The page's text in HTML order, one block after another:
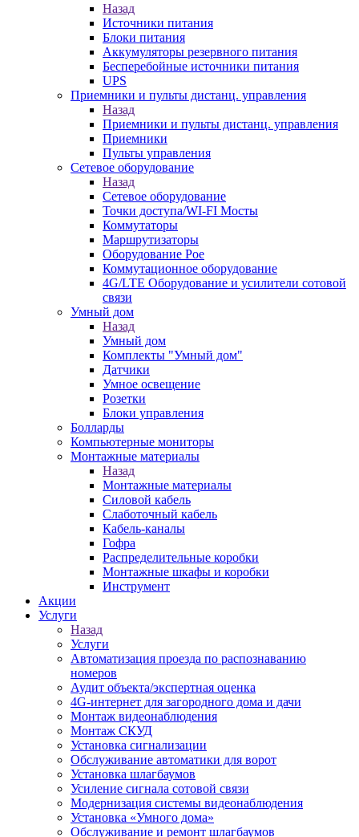
Назад
Источники питания
Блоки питания
Аккумуляторы резервного питания
Бесперебойные источники питания
UPS
Приемники и пульты дистанц. управления
Назад
Приемники и пульты дистанц. управления
Приемники
Пульты управления
Сетевое оборудование
Назад
Сетевое оборудование
Точки доступа/WI-FI Мосты
Коммутаторы
Маршрутизаторы
Оборудование Poe
Коммутационное оборудование
4G/LTE Оборудование и усилители сотовой
связи
Умный дом
Назад
Умный дом
Комплекты "Умный дом"
Датчики
Умное освещение
Розетки
Блоки управления
Болларды
Компьютерные мониторы
Монтажные материалы
Назад
Монтажные материалы
Силовой кабель
Слаботочный кабель
Кабель-каналы
Гофра
Распределительные коробки
Монтажные шкафы и коробки
Инструмент
Акции
Услуги
Назад
Услуги
Автоматизация проезда по распознаванию
номеров
Аудит объекта/экспертная оценка
4G-интернет для загородного дома и дачи
Монтаж видеонаблюдения
Монтаж СКУД
Установка сигнализации
Обслуживание автоматики для ворот
Установка шлагбаумов
Усиление сигнала сотовой связи
Модернизация системы видеонаблюдения
Установка «Умного дома»
Обслуживание и ремонт шлагбаумов